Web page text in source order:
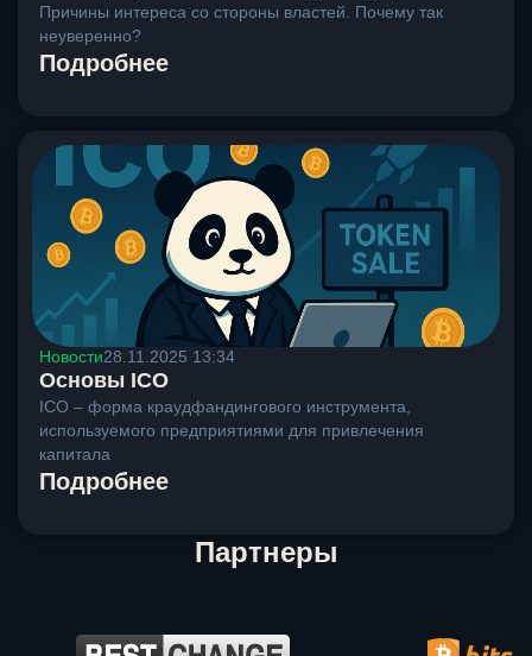
Причины интереса со стороны властей. Почему так
неуверенно?
Подробнее
Новости28.11.2025 13:34
Основы ICO
ICO – форма краудфандингового инструмента,
используемого предприятиями для привлечения
капитала
Подробнее
Партнеры